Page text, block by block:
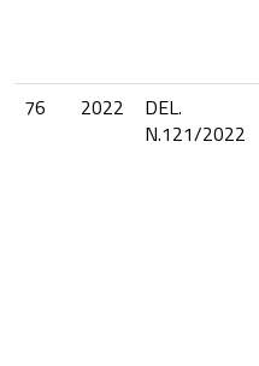
76
2022
DEL.
N.121/2022